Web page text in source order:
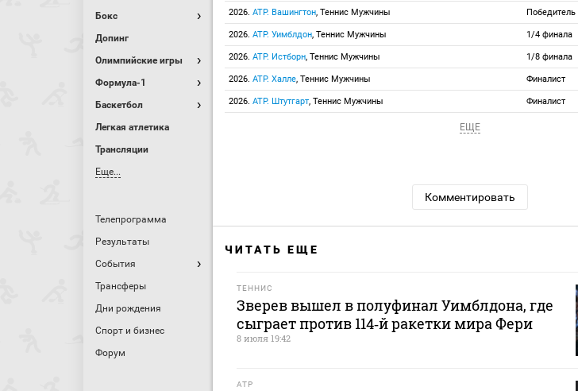
Бокс
Допинг
Олимпийские игры
Формула-1
Баскетбол
Легкая атлетика
Трансляции
Еще...
Телепрограмма
Результаты
События
Трансферы
Дни рождения
Спорт и бизнес
Форум
2026. ATP. Вашингтон, Теннис Мужчины Победитель
2026. ATP. Уимблдон, Теннис Мужчины 1/4 финала
2026. ATP. Истборн, Теннис Мужчины 1/8 финала
2026. ATP. Халле, Теннис Мужчины Финалист
2026. ATP. Штутгарт, Теннис Мужчины Финалист
ЕЩЕ
Комментировать
ЧИТАТЬ ЕЩЕ
ТЕННИС
Зверев вышел в полуфинал Уимблдона, где
сыграет против 114‑й ракетки мира Фери
8 июля 19:42
ATP